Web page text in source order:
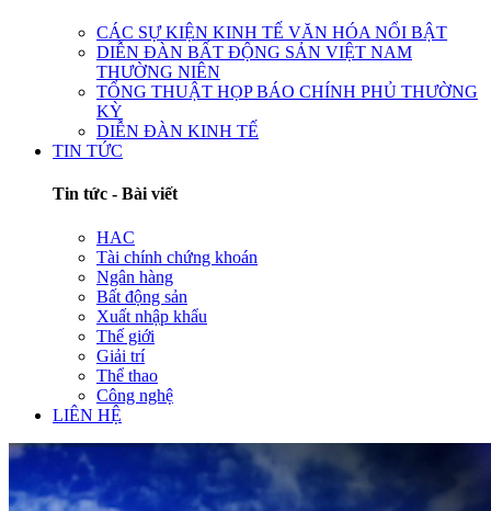
CÁC SỰ KIỆN KINH TẾ VĂN HÓA NỔI BẬT
DIỄN ĐÀN BẤT ĐỘNG SẢN VIỆT NAM
THƯỜNG NIÊN
TỔNG THUẬT HỌP BÁO CHÍNH PHỦ THƯỜNG
KỲ
DIỄN ĐÀN KINH TẾ
TIN TỨC
Tin tức - Bài viết
HAC
Tài chính chứng khoán
Ngân hàng
Bất động sản
Xuất nhập khẩu
Thế giới
Giải trí
Thể thao
Công nghệ
LIÊN HỆ